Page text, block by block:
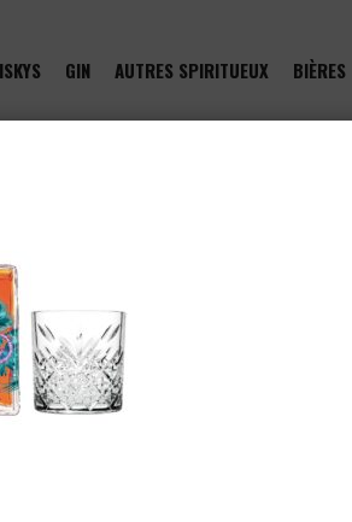
GIN AUTRES SPIRITUEUX BIÈRES
null in